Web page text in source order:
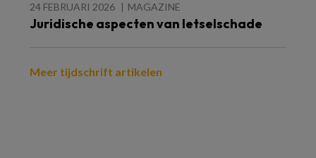
24 FEBRUARI 2026 MAGAZINE
Juridische aspecten van letselschade
Meer tijdschrift artikelen